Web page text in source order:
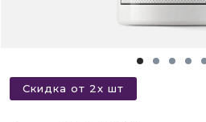
Скидка от 2х шт